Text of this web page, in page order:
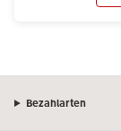
Bezahlarten